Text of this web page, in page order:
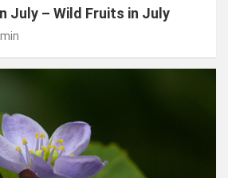
July – Wild Fruits in July